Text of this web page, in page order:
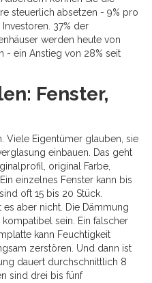
steuerlich absetzen - 9% pro
37% der
werden heute von
- ein Anstieg von 28% seit
Fenster,
Viele Eigentümer glauben, sie
einbauen. Das geht
original Farbe,
einzelnes Fenster kann bis
oft 15 bis 20 Stück.
es aber nicht. Die Dämmung
sein. Ein falscher
kann Feuchtigkeit
zerstören. Und dann ist
dauert durchschnittlich 8
sind drei bis fünf